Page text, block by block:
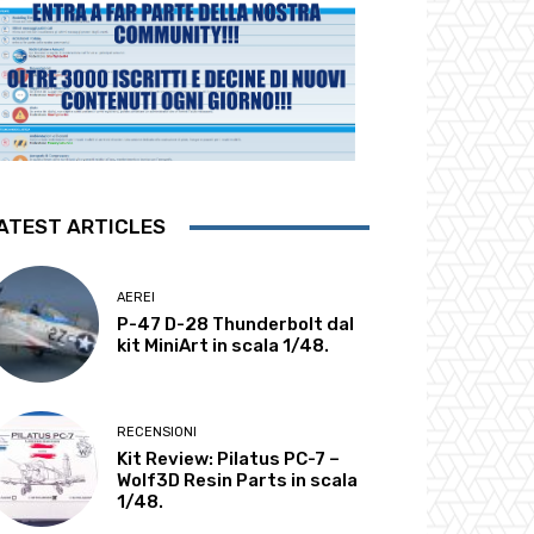
ARTICLES
AEREI
P-47 D-28 Thunderbolt dal
kit MiniArt in scala 1/48.
RECENSIONI
Kit Review: Pilatus PC-7 –
Wolf3D Resin Parts in scala
1/48.